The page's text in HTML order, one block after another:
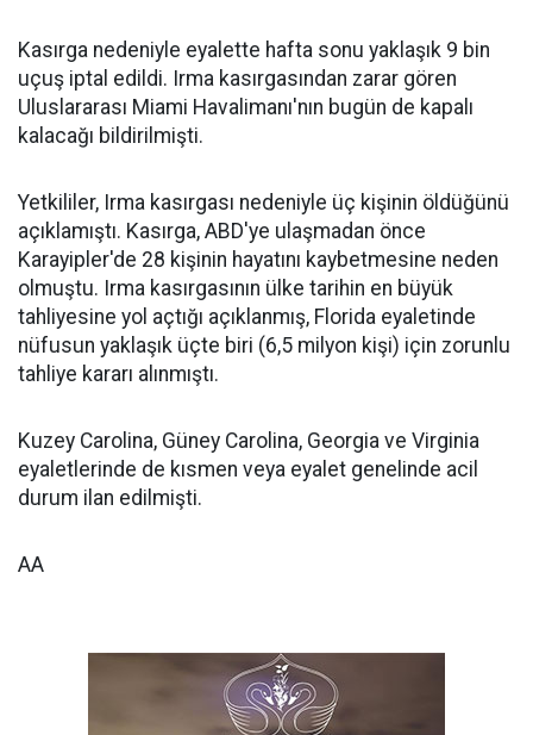
Kasırga nedeniyle eyalette hafta sonu yaklaşık 9 bin
uçuş iptal edildi. Irma kasırgasından zarar gören
Uluslararası Miami Havalimanı'nın bugün de kapalı
kalacağı bildirilmişti.
Yetkililer, Irma kasırgası nedeniyle üç kişinin öldüğünü
açıklamıştı. Kasırga, ABD'ye ulaşmadan önce
Karayipler'de 28 kişinin hayatını kaybetmesine neden
olmuştu. Irma kasırgasının ülke tarihin en büyük
tahliyesine yol açtığı açıklanmış, Florida eyaletinde
nüfusun yaklaşık üçte biri (6,5 milyon kişi) için zorunlu
tahliye kararı alınmıştı.
Kuzey Carolina, Güney Carolina, Georgia ve Virginia
eyaletlerinde de kısmen veya eyalet genelinde acil
durum ilan edilmişti.
AA